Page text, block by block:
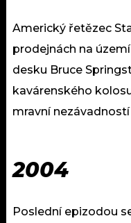
Americký řetězec
prodejnách na
desku Bruce
kavárenského
mravní nezávadností
2004
Poslední epizodou